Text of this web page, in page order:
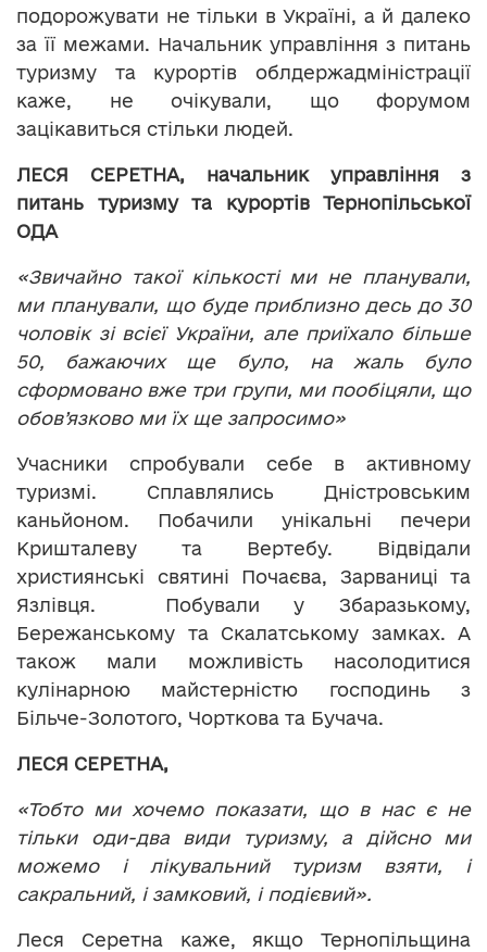
подорожувати не тільки в Україні, а й далеко
за її межами. Начальник управління з питань
туризму та курортів облдержадміністрації
каже, не очікували, що форумом
зацікавиться стільки людей.
ЛЕСЯ СЕРЕТНА, начальник управління з
питань туризму та курортів Тернопільської
ОДА
«Звичайно такої кількості ми не планували,
ми планували, що буде приблизно десь до 30
чоловік зі всієї України, але приїхало більше
50, бажаючих ще було, на жаль було
сформовано вже три групи, ми пообіцяли, що
обов’язково ми їх ще запросимо»
Учасники спробували себе в активному
туризмі. Сплавлялись Дністровським
каньйоном. Побачили унікальні печери
Кришталеву та Вертебу. Відвідали
християнські святині Почаєва, Зарваниці та
Язлівця. Побували у Збаразькому,
Бережанському та Скалатському замках. А
також мали можливість насолодитися
кулінарною майстерністю господинь з
Більче-Золотого, Чорткова та Бучача.
ЛЕСЯ СЕРЕТНА,
«Тобто ми хочемо показати, що в нас є не
тільки оди-два види туризму, а дійсно ми
можемо і лікувальний туризм взяти, і
сакральний, і замковий, і подієвий».
Леся Серетна каже, якщо Тернопільщина